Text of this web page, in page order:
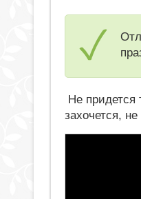
Не придется
захочется,